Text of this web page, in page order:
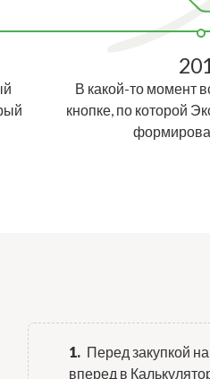
В какой-то момент
кнопке, по которой
Перед закупкой
вперед в